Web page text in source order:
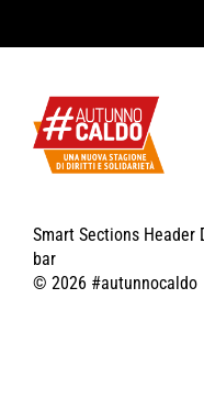
Smart Sections
bar
© 2026 #autunnocaldo